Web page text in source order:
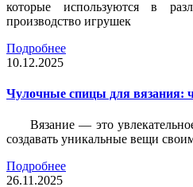
которые используются в
производство игрушек
Подробнее
10.12.2025
Чулочные спицы для вязания:
Вязание — это
создавать уникальные вещи
Подробнее
26.11.2025